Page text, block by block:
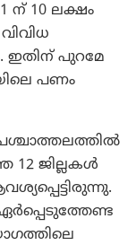
ന് 10 ലക്ഷം
ഇതിന് പുറമേ
പണം
12 ജില്ലകള്‍